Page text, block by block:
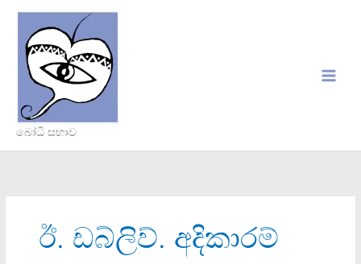
content
බෝධි සභාව
ඊ. ඩබ්ලිව්. අදිකාරම්